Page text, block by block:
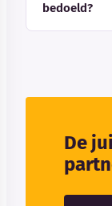
bedoeld?
De